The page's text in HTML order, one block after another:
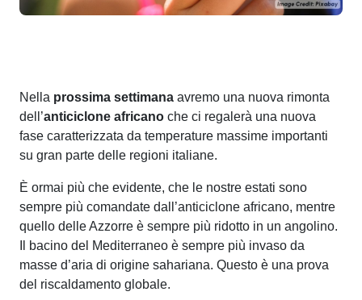
Nella prossima settimana avremo una nuova rimonta
dell’anticiclone africano che ci regalerà una nuova
fase caratterizzata da temperature massime importanti
su gran parte delle regioni italiane.
È ormai più che evidente, che le nostre estati sono
sempre più comandate dall’anticiclone africano, mentre
quello delle Azzorre è sempre più ridotto in un angolino.
Il bacino del Mediterraneo è sempre più invaso da
masse d’aria di origine sahariana. Questo è una prova
del riscaldamento globale.